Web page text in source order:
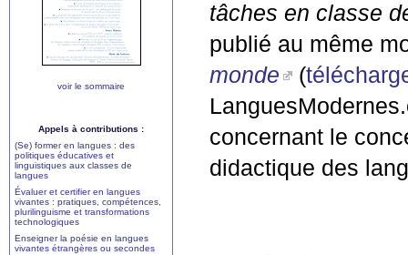
tâches en classe
publié au même
monde
(
concernant le
didactique des
voir le sommaire
Appels à contributions :
(Se) former en langues : des
politiques éducatives et
linguistiques aux classes de
langues
Évaluer et certifier en langues
vivantes : pratiques, compétences,
plurilinguisme et transformations
technologiques
Enseigner la poésie en langues
vivantes étrangères ou secondes